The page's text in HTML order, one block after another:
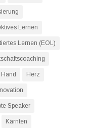
Lernen
Lernen (EOL)
Hand Herz
Speaker
Kärnten